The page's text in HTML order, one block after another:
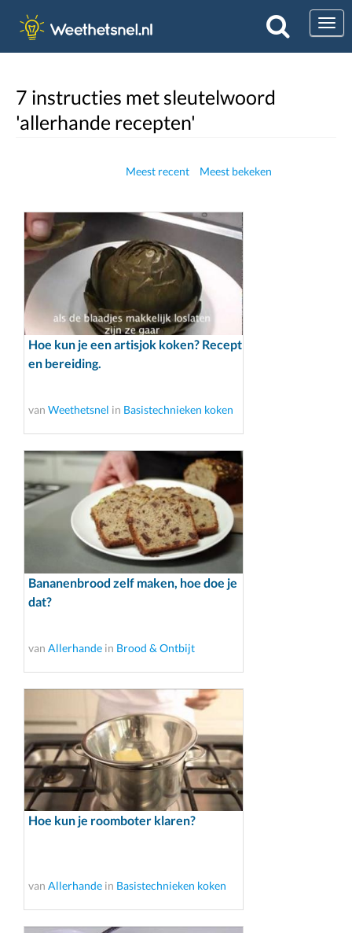
7 instructies met sleutelwoord
'allerhande recepten'
Meest recent Meest bekeken
Hoe kun je een artisjok koken? Recept
en bereiding.
van Weethetsnel in Basistechnieken koken
Bananenbrood zelf maken, hoe doe je
dat?
van Allerhande in Brood & Ontbijt
Hoe kun je roomboter klaren?
van Allerhande in Basistechnieken koken